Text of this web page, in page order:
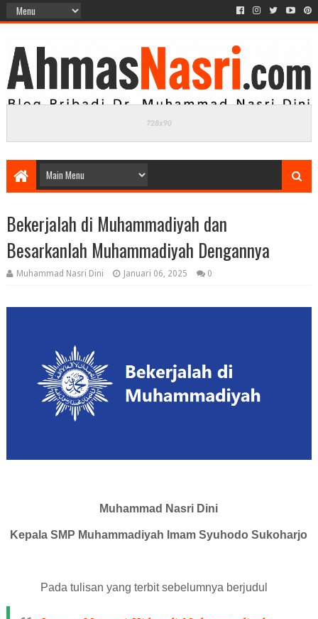
Bekerjalah di Muhammadiyah dan
Besarkanlah Muhammadiyah Dengannya
Muhammad Nasri Dini Januari 06, 2025 0
Muhammad Nasri Dini
Kepala SMP Muhammadiyah Imam Syuhodo Sukoharjo
Pada tulisan yang terbit sebelumnya berjudul